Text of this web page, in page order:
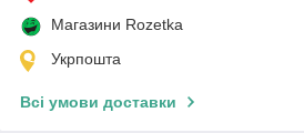
Магазини Rozetka
Укрпошта
Всі умови доставки